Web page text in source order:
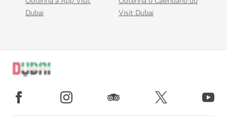
Obtenha a App Visit
Dubai
Obtenha o Calendário do
Visit Dubai